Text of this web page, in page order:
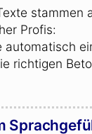
stammen
Profis:
automatisch
richtigen